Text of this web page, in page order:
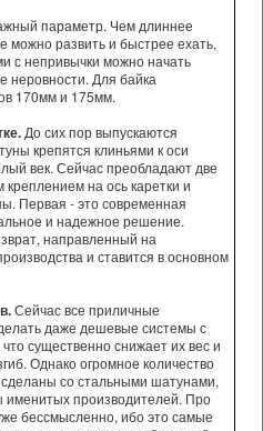
параметр. Чем длиннее
можно развить и быстрее ехать,
с непривычки можно начать
неровности. Для байка
170мм и 175мм.
До сих пор выпускаются
крепятся клиньями к оси
век. Сейчас преобладают две
на ось каретки и
Первая - это современная
и надежное решение.
направленный на
и ставится в основном
Сейчас все приличные
даже дешевые системы с
существенно снижает их вес и
Однако огромное количество
со стальными шатунами,
именитых производителей. Про
бессмысленно, ибо это самые